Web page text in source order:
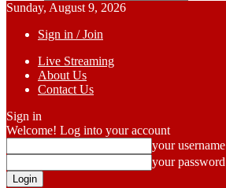
Sunday, August 9, 2026
Sign in / Join
Live Streaming
About Us
Contact Us
Sign in
Welcome! Log into your account
your username
your password